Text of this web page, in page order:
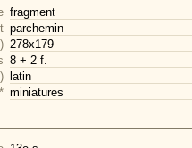
fragment
parchemin
278x179
8 + 2 f.
latin
miniatures